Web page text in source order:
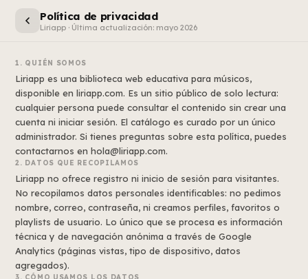
Política de privacidad
Liriapp · Última actualización: mayo 2026
1. QUIÉN SOMOS
Liriapp es una biblioteca web educativa para músicos,
disponible en liriapp.com. Es un sitio público de solo lectura:
cualquier persona puede consultar el contenido sin crear una
cuenta ni iniciar sesión. El catálogo es curado por un único
administrador. Si tienes preguntas sobre esta política, puedes
contactarnos en hola@liriapp.com.
2. DATOS QUE RECOPILAMOS
Liriapp no ofrece registro ni inicio de sesión para visitantes.
No recopilamos datos personales identificables: no pedimos
nombre, correo, contraseña, ni creamos perfiles, favoritos o
playlists de usuario. Lo único que se procesa es información
técnica y de navegación anónima a través de Google
Analytics (páginas vistas, tipo de dispositivo, datos
agregados).